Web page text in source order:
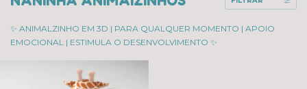
✨ ANIMALZINHO EM 3D | PARA QUALQUER MOMENTO | APOIO
EMOCIONAL | ESTIMULA O DESENVOLVIMENTO ✨